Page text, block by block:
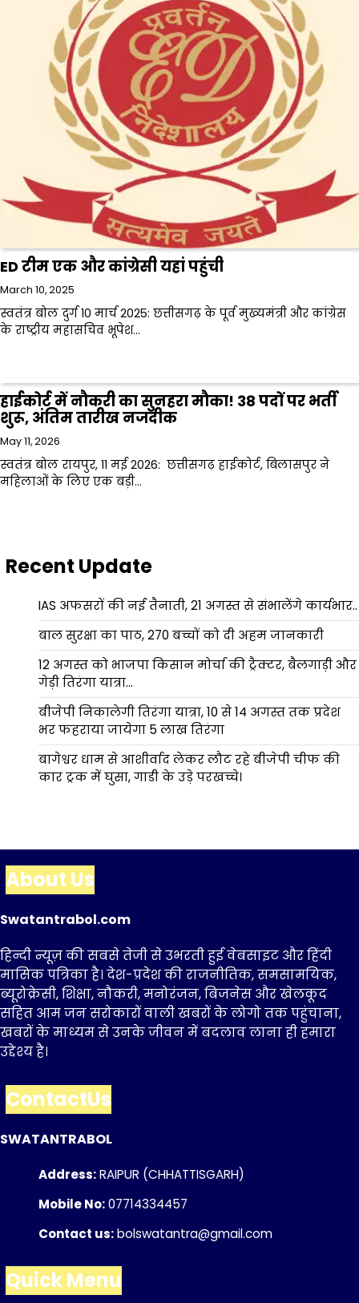
ED टीम एक और कांग्रेसी यहां पहुंची
March 10, 2025
स्वतंत्र बोल दुर्ग 10 मार्च 2025: छत्तीसगढ़ के पूर्व मुख्यमंत्री और कांग्रेस
के राष्ट्रीय महासचिव भूपेश…
हाईकोर्ट में नौकरी का सुनहरा मौका! 38 पदों पर भर्ती
शुरू, अंतिम तारीख नजदीक
May 11, 2026
स्वतंत्र बोल रायपुर, 11 मई 2026: छत्तीसगढ़ हाईकोर्ट, बिलासपुर ने
महिलाओं के लिए एक बड़ी…
Recent Update
IAS अफसरों की नई तैनाती, 21 अगस्त से संभालेंगे कार्यभार..
बाल सुरक्षा का पाठ, 270 बच्चों को दी अहम जानकारी
12 अगस्त को भाजपा किसान मोर्चा की ट्रैक्टर, बैलगाड़ी और
गेड़ी तिरंगा यात्रा…
बीजेपी निकालेगी तिरंगा यात्रा, 10 से 14 अगस्त तक प्रदेश
भर फहराया जायेगा 5 लाख तिरंगा
बागेश्वर धाम से आशीर्वाद लेकर लौट रहे बीजेपी चीफ की
कार ट्रक में घुसा, गाडी के उड़े परखच्चे।
About Us
Swatantrabol.com
हिन्दी न्यूज़ की सबसे तेजी से उभरती हुई वेबसाइट और हिंदी
मासिक पत्रिका है। देश-प्रदेश की राजनीतिक, समसामयिक,
ब्यूरोक्रेसी, शिक्षा, नौकरी, मनोरंजन, बिजनेस और खेलकूद
सहित आम जन सरोकारों वाली खबरों के लोगो तक पहुंचाना,
खबरों के माध्यम से उनके जीवन में बदलाव लाना ही हमारा
उद्देश्य है।
ContactUs
SWATANTRABOL
Address:RAIPUR (CHHATTISGARH)
Mobile No:07714334457
Contact us:bolswatantra@gmail.com
Quick Menu